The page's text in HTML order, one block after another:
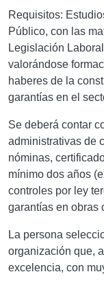
Requisitos:
Público, con las
Legislación
valorándose
haberes de la
garantías en el
Se deberá contar
administrativas de
nóminas,
mínimo dos años
controles por ley
garantías en obras
La persona
organización que,
excelencia, con